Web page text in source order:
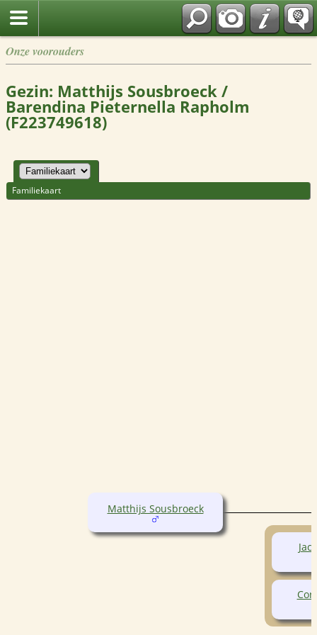
Onze voorouders
Gezin: Matthijs Sousbroeck /
Barendina Pieternella Rapholm
(F223749618)
Familiekaart
Matthijs Sousbroeck